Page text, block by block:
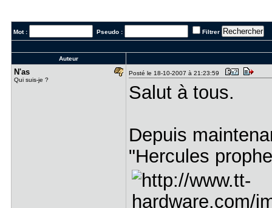
Mot : Pseudo : Filtrer
Auteur
N'as
Qui suis-je ?
Posté le 18-10-2007 à 21:23:59
Salut à tous.
Depuis
"Hercules